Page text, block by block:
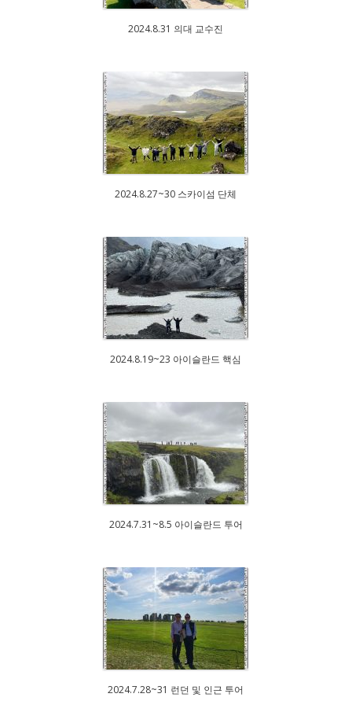
2024.8.31 의대 교수진
2024.8.27~30 스카이섬 단체
2024.8.19~23 아이슬란드 핵심
2024.7.31~8.5 아이슬란드 투어
2024.7.28~31 런던 및 인근 투어